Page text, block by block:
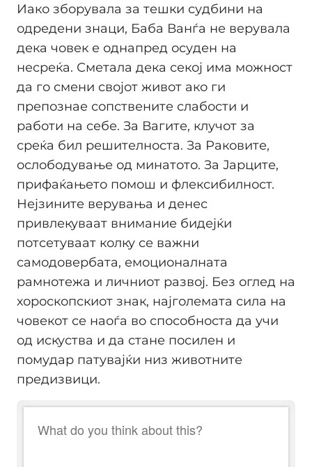
Иако зборувала за тешки судбини на
одредени знаци, Баба Ванѓа не верувала
дека човек е однапред осуден на
несреќа. Сметала дека секој има можност
да го смени својот живот ако ги
препознае сопствените слабости и
работи на себе. За Вагите, клучот за
среќа бил решителноста. За Раковите,
ослободување од минатото. За Јарците,
прифаќањето помош и флексибилност.
Нејзините верувања и денес
привлекуваат внимание бидејќи
потсетуваат колку се важни
самодовербата, емоционалната
рамнотежа и личниот развој. Без оглед на
хороскопскиот знак, најголемата сила на
човекот се наоѓа во способноста да учи
од искуства и да стане посилен и
помудар патувајќи низ животните
предизвици.